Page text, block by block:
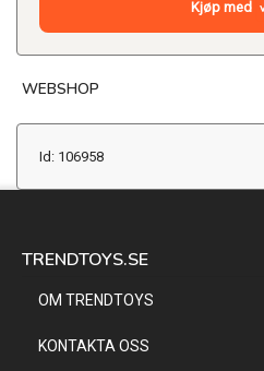
Kjøp med
WEBSHOP
Id: 106958
TRENDTOYS.SE
OM TRENDTOYS
KONTAKTA OSS